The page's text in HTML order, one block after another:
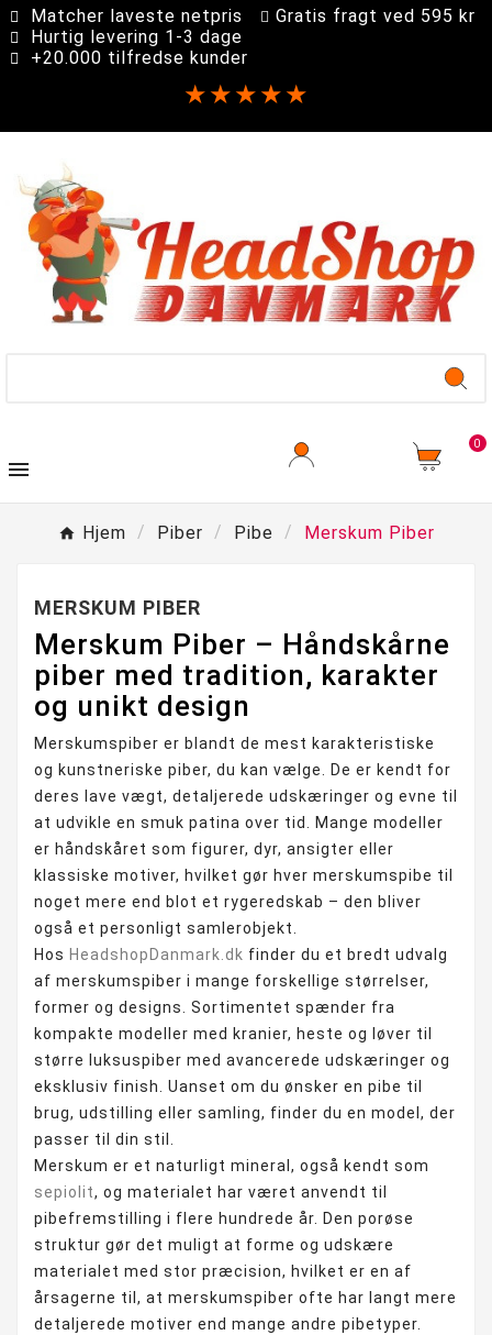
Matcher laveste netpris
Gratis fragt ved 595 kr
Hurtig levering 1-3 dage
+20.000 tilfredse kunder
★★★★★

0
Hjem Piber Pibe Merskum Piber
MERSKUM PIBER
Merskum Piber – Håndskårne
piber med tradition, karakter
og unikt design
Merskumspiber er blandt de mest karakteristiske
og kunstneriske piber, du kan vælge. De er kendt for
deres lave vægt, detaljerede udskæringer og evne til
at udvikle en smuk patina over tid. Mange modeller
er håndskåret som figurer, dyr, ansigter eller
klassiske motiver, hvilket gør hver merskumspibe til
noget mere end blot et rygeredskab – den bliver
også et personligt samlerobjekt.
Hos HeadshopDanmark.dk finder du et bredt udvalg
af merskumspiber i mange forskellige størrelser,
former og designs. Sortimentet spænder fra
kompakte modeller med kranier, heste og løver til
større luksuspiber med avancerede udskæringer og
eksklusiv finish. Uanset om du ønsker en pibe til
brug, udstilling eller samling, finder du en model, der
passer til din stil.
Merskum er et naturligt mineral, også kendt som
sepiolit, og materialet har været anvendt til
pibefremstilling i flere hundrede år. Den porøse
struktur gør det muligt at forme og udskære
materialet med stor præcision, hvilket er en af
årsagerne til, at merskumspiber ofte har langt mere
detaljerede motiver end mange andre pibetyper.